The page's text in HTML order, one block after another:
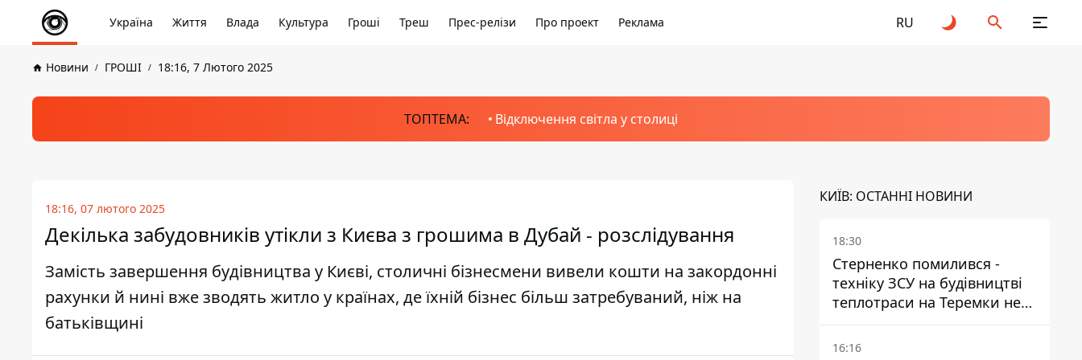
Україна Життя Влада Культура Гроші Треш Прес-релізи Про проект Реклама RU
Новини ГРОШІ 18:16, 7 Лютого 2025
ТОПТЕМА: Відключення світла у столиці
18:16, 07 лютого 2025
Декілька забудовників утікли з Києва з грошима в Дубай - розслідування
Замість завершення будівництва у Києві, столичні бізнесмени вивели кошти на закордонні
рахунки й нині вже зводять житло у країнах, де їхній бізнес більш затребуваний, ніж на
батьківщині
КИЇВ: ОСТАННІ НОВИНИ
18:30
Стерненко помилився -
техніку ЗСУ на будівництві
теплотраси на Теремки не
задіяли
16:16